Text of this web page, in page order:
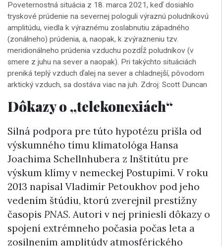
Poveternostná situácia z 18. marca 2021, keď dosiahlo
tryskové prúdenie na severnej pologuli výraznú poludníkovú
amplitúdu, viedla k výraznému zoslabnutiu západného
(zonálneho) prúdenia, a, naopak, k zvýrazneniu tzv.
meridionálneho prúdenia vzduchu pozdĺž poludníkov (v
smere z juhu na sever a naopak). Pri takýchto situáciách
preniká teplý vzduch ďalej na sever a chladnejší, pôvodom
arktický vzduch, sa dostáva viac na juh. Zdroj: Scott Duncan
Dôkazy o „telekonexiách“
Silná podpora pre túto hypotézu prišla od
výskumného tímu klimatológa Hansa
Joachima Schellnhubera z Inštitútu pre
výskum klímy v nemeckej Postupimi. V roku
2013 napísal Vladimír Petoukhov pod jeho
vedením štúdiu, ktorú zverejnil prestížny
časopis PNAS. Autori v nej priniesli dôkazy o
spojení extrémneho počasia počas leta a
zosilnením amplitúdy atmosférického